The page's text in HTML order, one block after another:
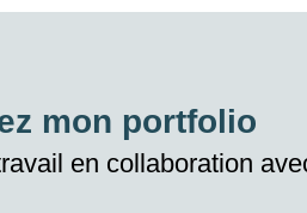
mon portfolio
en collaboration